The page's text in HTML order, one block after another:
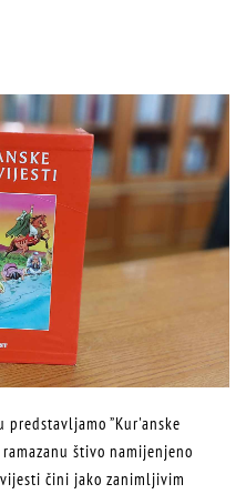
”Kur'anske
štivo namijenjeno
čini jako zanimljivim